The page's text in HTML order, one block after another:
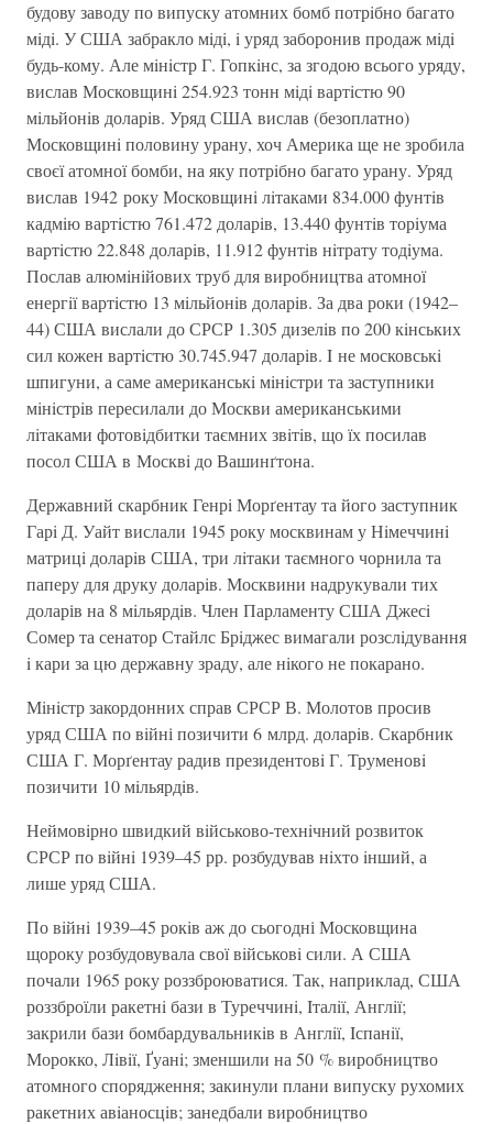
будову заводу по випуску атомних бомб потрiбно багато
мiдi. У США забракло мiдi, i уряд заборонив продаж мiдi
будь-кому. Але мiнiстр Г. Гопкiнс, за згодою всього уряду,
вислав Московщинi 254.923 тонн мiдi вартiстю 90
мiльйонiв доларiв. Уряд США вислав (безоплатно)
Московщинi половину урану, хоч Америка ще не зробила
своєї атомної бомби, на яку потрiбно багато урану. Уряд
вислав 1942 року Московщинi лiтаками 834.000 фунтiв
кадмiю вартiстю 761.472 доларiв, 13.440 фунтiв торiума
вартiстю 22.848 доларiв, 11.912 фунтiв нiтрату тодiума.
Послав алюмiнiйових труб для виробництва атомної
енергiї вартiстю 13 мiльйонiв доларiв. За два роки (1942–
44) США вислали до СРСР 1.305 дизелiв по 200 кiнських
сил кожен вартiстю 30.745.947 доларiв. I не московськi
шпигуни, а саме американськi мiнiстри та заступники
мiнiстрiв пересилали до Москви американськими
лiтаками фотовiдбитки таємних звiтiв, що їх посилав
посол США в Москвi до Вашинґтона.
Державний скарбник Генрi Морґентау та його заступник
Гарi Д. Уайт вислали 1945 року москвинам у Нiмеччинi
матрицi доларiв США, три лiтаки таємного чорнила та
паперу для друку доларiв. Москвини надрукували тих
доларів на 8 мiльярдiв. Член Парламенту США Джесi
Сомер та сенатор Стайлс Брiджес вимагали розслiдування
i кари за цю державну зраду, але нiкого не покарано.
Мiнiстр закордонних справ СРСР В. Молотов просив
уряд США по вiйні позичити 6 млрд. доларiв. Скарбник
США Г. Морґентау радив президентовi Г. Труменовi
позичити 10 мiльярдiв.
Неймовiрно швидкий вiйськово-технiчний розвиток
СРСР по вiйнi 1939–45 рр. розбудував нiхто iнший, а
лише уряд США.
По вiйнi 1939–45 рокiв аж до сьогодні Московщина
щороку розбудовувала свої вiйськовi сили. А США
почали 1965 року роззброюватися. Так, наприклад, США
роззброїли ракетнi бази в Туреччинi, Iталiї, Англiї;
закрили бази бомбардувальникiв в Англiї, Iспанiї,
Морокко, Лiвiї, Ґуанi; зменшили на 50 % виробництво
атомного спорядження; закинули плани випуску рухомих
ракетних авiаносцiв; занедбали виробництво